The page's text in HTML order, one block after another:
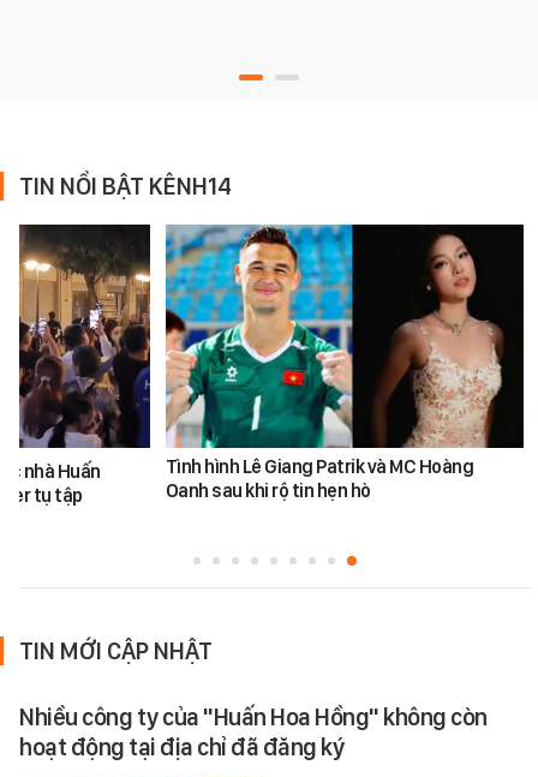
TIN NỔI BẬT KÊNH14
nhà Huấn
tụ tập
Tình hình Lê Giang Patrik và MC Hoàng
Oanh sau khi rộ tin hẹn hò
TIN MỚI CẬP NHẬT
Nhiều công ty của "Huấn Hoa Hồng" không còn
hoạt động tại địa chỉ đã đăng ký